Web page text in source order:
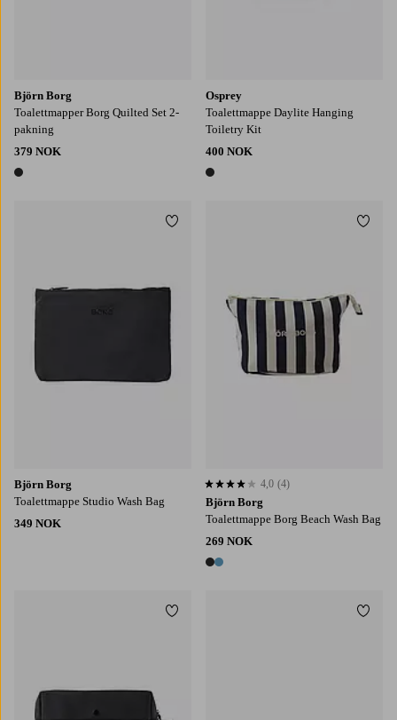
Björn Borg
Toalettmapper Borg Quilted Set 2-
pakning
379 NOK
1 farge
Osprey
Toalettmappe Daylite Hanging
Toiletry Kit
400 NOK
1 farge
Björn Borg
Toalettmappe Studio Wash Bag
349 NOK
Legg til favoritter
Björn Borg
Toalettmappe Borg Beach Wash Bag
269 NOK
2 farger
4,0 basert på 4 karaktergivninger
4,0 (4)
Legg til favoritter